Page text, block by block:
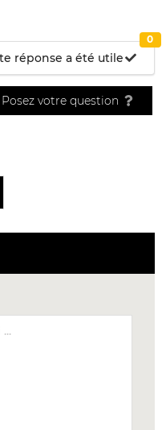
réponse a été utile
0
Posez votre question